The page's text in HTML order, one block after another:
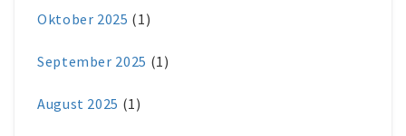
Oktober 2025 (1)
September 2025 (1)
August 2025 (1)